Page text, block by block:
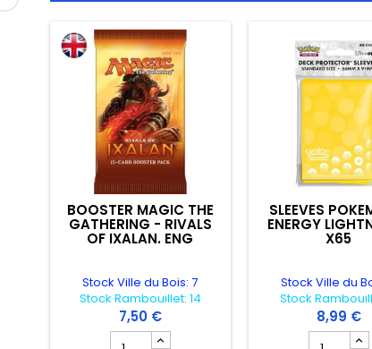
BOOSTER MAGIC THE
GATHERING - RIVALS
OF IXALAN. ENG
Stock Ville du Bois: 7
Stock Rambouillet: 14
7,50 €
Champ quantité du produit BOOSTER MAGIC
SLEEVES
ENERGY
X65
Stock Ville du
Stock
8,99 €
Champ